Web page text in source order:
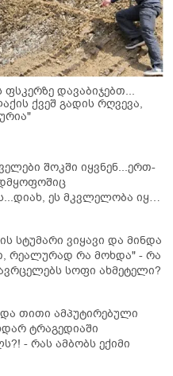
დავაბიჯებთ...
ქვეშ გადის რღვევა,
შოკში იყვნენ...ერთ-
ეს მკვლელობა იყო"
ტრაგედიის
სტუმარი ვიყავი და მინდა
რეალურად რა მოხდა" - რა
სოფი ახმეტელი?
თითი ამპუტირებული
ტრაგედიაში
- რას ამბობს ექიმი